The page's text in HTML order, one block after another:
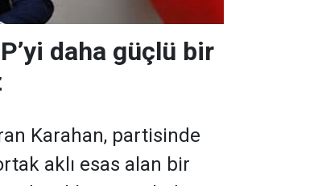
daha güçlü bir
Karahan, partisinde
aklı esas alan bir